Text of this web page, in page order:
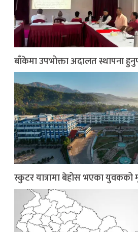
बाँकेमा उपभोक्ता अदालत स्थापना
स्कुटर यात्रामा बेहोस भएका युवकको